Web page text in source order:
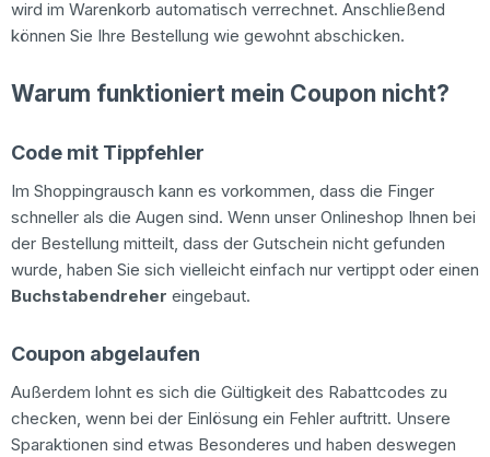
wird im Warenkorb automatisch verrechnet. Anschließend
können Sie Ihre Bestellung wie gewohnt abschicken.
Warum funktioniert mein Coupon nicht?
Code mit Tippfehler
Im Shoppingrausch kann es vorkommen, dass die Finger
schneller als die Augen sind. Wenn unser Onlineshop Ihnen bei
der Bestellung mitteilt, dass der Gutschein nicht gefunden
wurde, haben Sie sich vielleicht einfach nur vertippt oder einen
Buchstabendreher eingebaut.
Coupon abgelaufen
Außerdem lohnt es sich die Gültigkeit des Rabattcodes zu
checken, wenn bei der Einlösung ein Fehler auftritt. Unsere
Sparaktionen sind etwas Besonderes und haben deswegen